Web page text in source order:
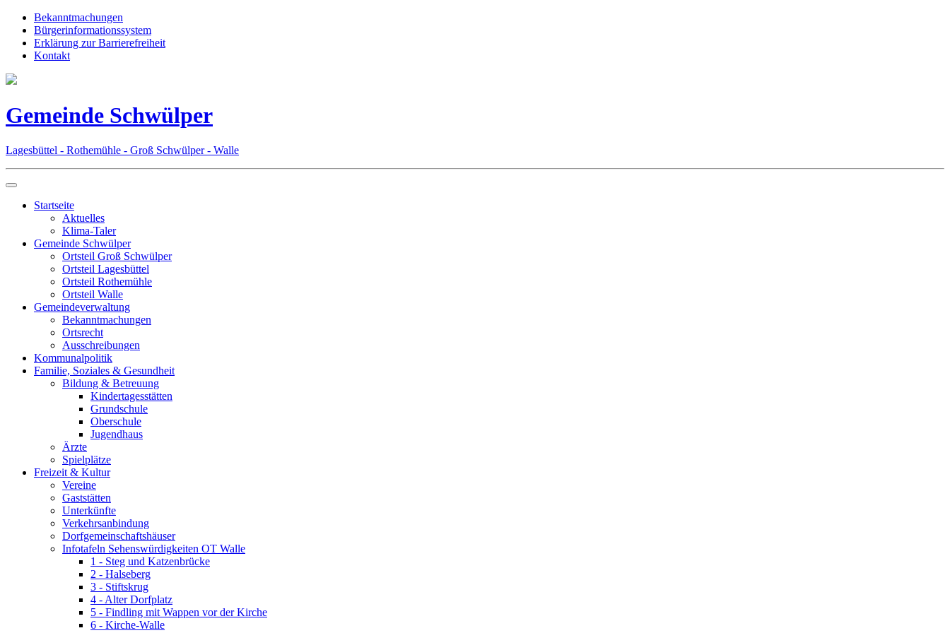
Bekanntmachungen
Bürgerinformationssystem
Erklärung zur Barrierefreiheit
Kontakt
Gemeinde Schwülper
Lagesbüttel - Rothemühle - Groß Schwülper - Walle
Startseite
Aktuelles
Klima-Taler
Gemeinde Schwülper
Ortsteil Groß Schwülper
Ortsteil Lagesbüttel
Ortsteil Rothemühle
Ortsteil Walle
Gemeindeverwaltung
Bekanntmachungen
Ortsrecht
Ausschreibungen
Kommunalpolitik
Familie, Soziales & Gesundheit
Bildung & Betreuung
Kindertagesstätten
Grundschule
Oberschule
Jugendhaus
Ärzte
Spielplätze
Freizeit & Kultur
Vereine
Gaststätten
Unterkünfte
Verkehrsanbindung
Dorfgemeinschaftshäuser
Infotafeln Sehenswürdigkeiten OT Walle
1 - Steg und Katzenbrücke
2 - Halseberg
3 - Stiftskrug
4 - Alter Dorfplatz
5 - Findling mit Wappen vor der Kirche
6 - Kirche-Walle